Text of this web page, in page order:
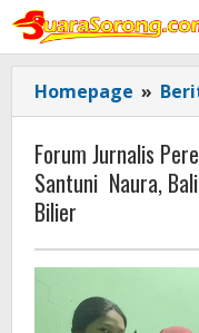
Lewati
konten
Homepage »
Forum Jurnalis
Santuni Naura,
Bilier